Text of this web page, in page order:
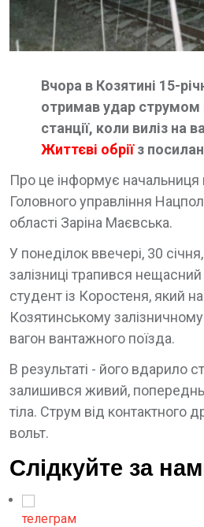
Вчора в Козятині 15-
отримав удар струмом
станції, коли виліз на
Життєві обріїз
Про це інформує начальниця
Головного управління
області Заріна Маєвська.
У понеділок ввечері, 30
залізниці трапився
студент із Коростеня, який
Козятинському
вагон вантажного поїзда.
В результаті - його вдарило
залишився живий,
тіла. Струм від контактного
вольт.
Слідкуйте за
телеграм